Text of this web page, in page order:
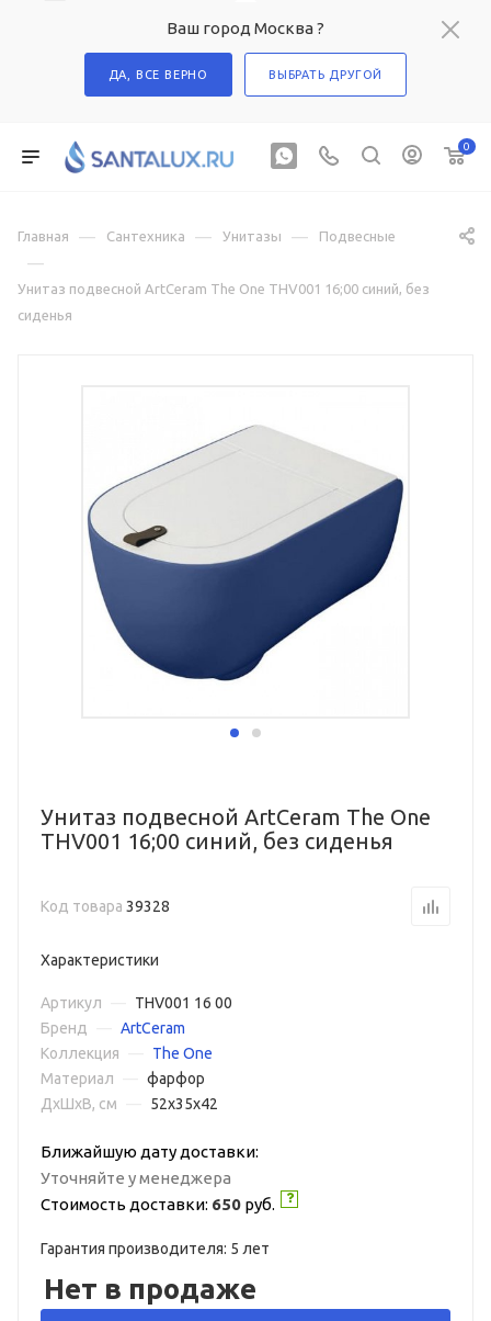
Ваш город Москва ?
ДА, ВСЕ ВЕРНО ВЫБРАТЬ ДРУГОЙ
0
Главная — Сантехника — Унитазы — Подвесные
—
Унитаз подвесной ArtCeram The One THV001 16;00 синий, без
сиденья
Унитаз подвесной ArtCeram The One
THV001 16;00 синий, без сиденья
Код товара 39328
Характеристики
Артикул
THV001 16 00
Бренд
ArtCeram
Коллекция
The One
Материал
фарфор
ДxШxВ, см
52x35x42
Ближайшую дату доставки:
Уточняйте у менеджера
Стоимость доставки: 650 руб.
Гарантия производителя: 5 лет
Нет в продаже